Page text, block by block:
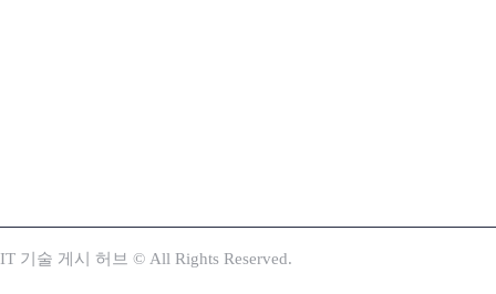
IT 기술 게시 허브 © All Rights Reserved.